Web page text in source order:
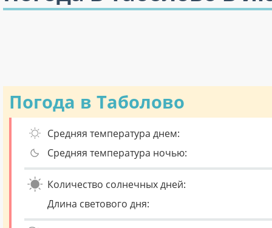
Погода в Таболово
Средняя температура днем:
Средняя температура ночью:
Количество солнечных дней:
Длина светового дня: